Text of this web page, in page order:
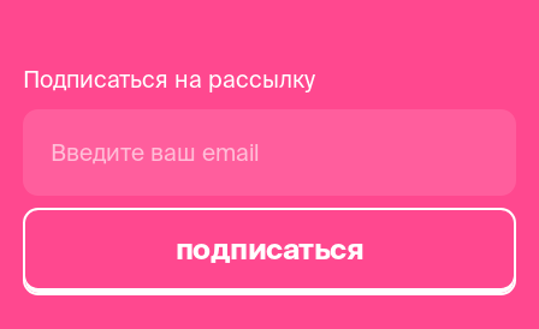
Подписаться на рассылку